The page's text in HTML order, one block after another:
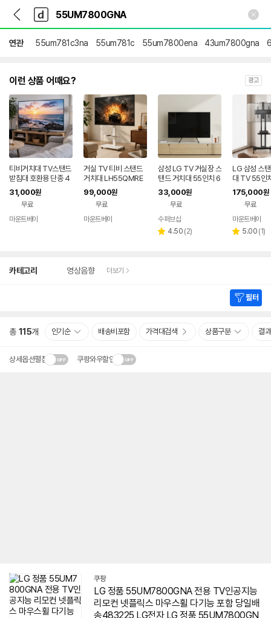
다
나
와
가
기
다
와
인
연관 55um781c3na 55um781c 55um7800ena 43um7800gna
이런 상품 어때요? 광고
티비거치대 TV스탠드
받침대 호환용 단종 4
2PQ20D N501UHD
55UM7800GNA U
DL550CT 42LH37
YD
31,000원
무료
마운트베이
거실 TV 티비 스탠드
거치대 LH55QMRE
BGCXKR 55UM78
00GNA UDL550C
99,000원
무료
마운트베이
삼성 LG TV 거실장 스
탠드 거치대 55인치 6
0인치 60PA6900 O
LED55E6K 55UM7
800GNA 60UJ660
0 호환제품
33,000원
무료
페이
수퍼브샵
별 4.50 리
(2)
LG 삼성 스
대 TV 55인
6900 60인
55E6K
GNA
175,000원
무료
마운트베이
별 5.00 리
(1)
카테고리 영상음향 더보기
필터
총 115개 인기순 배송비포함 가격대검색 상품구분 결
상세옵션펼침 쿠팡와우할인
쿠팡
LG 정품 55UM7800GNA전용 TV인공지능
리모컨 넷플릭스 마우스휠 다기능 포함 당일배
송483225 LG전자 LG 정품 55UM7800GN